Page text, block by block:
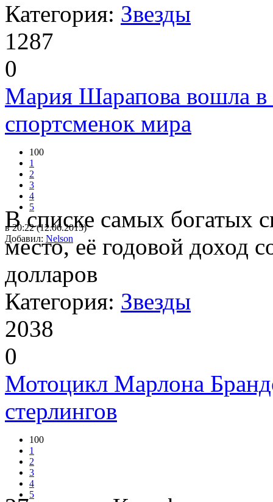
Категория: Звезды
1287
0
Мария Шарапова вошла
спортсменок мира
100
1
2
3
4
5
в 20:22 (12.06.2015)
Добавил: Nelson
В списке самых богатых
место, её годовой доход
долларов
Категория: Звезды
2038
0
Мотоцикл Марлона
стерлингов
100
1
2
3
4
5